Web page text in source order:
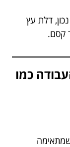
דלת עץ
קסם.
כמו